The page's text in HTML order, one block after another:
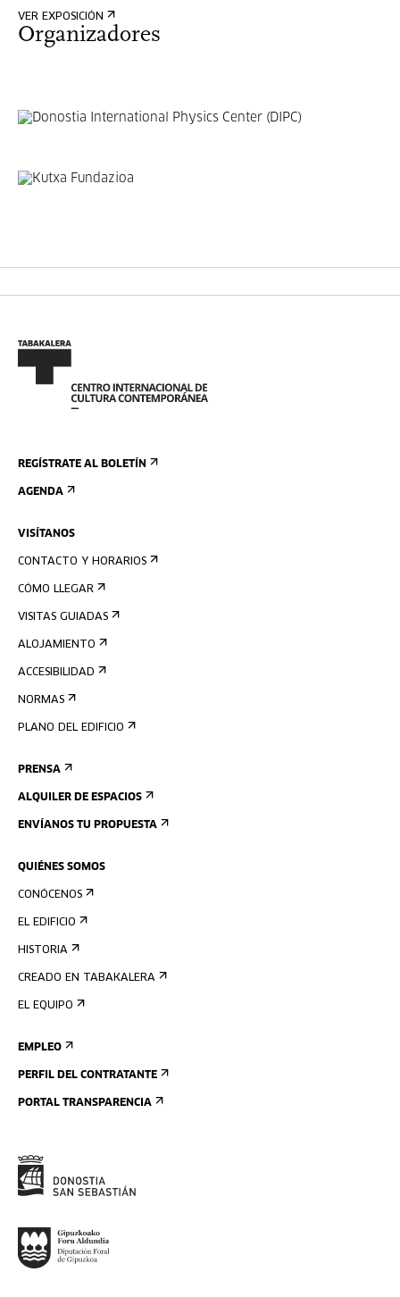
VER EXPOSICIÓN
Organizadores
REGÍSTRATE AL BOLETÍN
AGENDA
VISÍTANOS
CONTACTO Y HORARIOS
CÓMO LLEGAR
VISITAS GUIADAS
ALOJAMIENTO
ACCESIBILIDAD
NORMAS
PLANO DEL EDIFICIO
PRENSA
ALQUILER DE ESPACIOS
ENVÍANOS TU PROPUESTA
QUIÉNES SOMOS
CONÓCENOS
EL EDIFICIO
HISTORIA
CREADO EN TABAKALERA
EL EQUIPO
EMPLEO
PERFIL DEL CONTRATANTE
PORTAL TRANSPARENCIA